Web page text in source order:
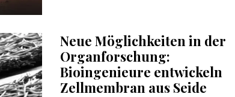
Neue Möglichkeiten in der
Organforschung:
Bioingenieure entwickeln
Zellmembran aus Seide